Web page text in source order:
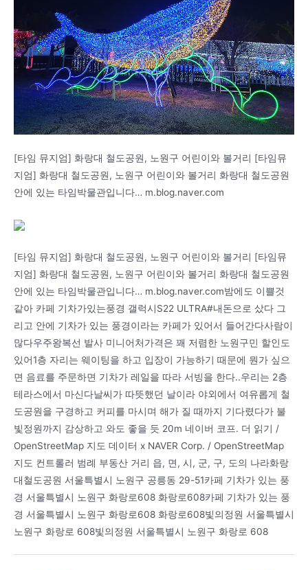
[타임 뮤지엄] 화랑대 철도공원, 노원구 어린이와 볼거리 [타임뮤
지엄] 화랑대 철도공원, 노원구 어린이와 볼거리 화랑대 철도공원
안에 있는 타임박물관입니다… m.blog.naver.com
[타임 뮤지엄] 화랑대 철도공원, 노원구 어린이와 볼거리 [타임뮤
지엄] 화랑대 철도공원, 노원구 어린이와 볼거리 화랑대 철도공원
안에 있는 타임박물관입니다… m.blog.naver.com밤에도 이쁠것
같아 카페 기차가있는풍경 갤럭시S22 ULTRA#내돈으로 샀다 그
리고 안에 기차가 있는 풍경이라는 카페가 있어서 들어간다사람이
많다우주왕복선 발사 미니어처가격은 꽤 저렴한 노원구민 할인도
있어1층 자리는 웨이팅을 하고 입장이 가능하기 때문에 뭔가 싶으
면 음료를 주문하면 기차가 레일을 따라 서빙을 한다..우리는 2층
테라스에서 마신다날씨가 따뜻했던 날이라 야외에서 여유롭게 철
도공원을 구경하고 커피를 마시며 해가 질 때까지 기다렸다가 불
빛정원까지 감상하고 와도 좋을 듯 20m 네이버 코프. 더 읽기 /
OpenStreetMap 지도 데이터 x NAVER Corp. / OpenStreetMap
지도 컨트롤러 범례 부동산 거리 읍, 면, 시, 군, 구, 도의 나라화랑
대철도공원 서울특별시 노원구 공릉동 29-51카페 기차가 있는 풍
경 서울특별시 노원구 화랑로608 화랑로608카페 기차가 있는 풍
경 서울특별시 노원구 화랑로608 화랑로608빛의정원 서울특별시
노원구 화랑로 608빛의정원 서울특별시 노원구 화랑로 608